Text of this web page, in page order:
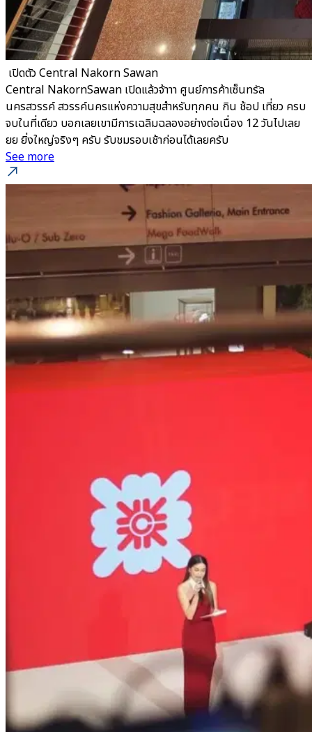
​ เปิดตัว Central Nakorn Sawan
Central NakornSawan เปิดแล้วจ้าาา ศูนย์การค้าเซ็นทรัล
นครสวรรค์ สวรรค์นครแห่งความสุขสำหรับทุกคน กิน ช้อป เที่ยว ครบ
จบในที่เดียว บอกเลยเขามีการเฉลิมฉลองอย่างต่อเนื่อง 12 วันไปเลย
ยย ยิ่งใหญ่จริงๆ ครับ รับชมรอบเช้าก่อนได้เลยครับ
See more